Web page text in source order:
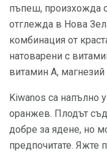
пъпеш, произхожда
отглежда в Нова
комбинация от
натоварени с
витамин А,
Kiwanos са напълно
оранжев. Плодът
добре за ядене, но
предпочитате. Яжте